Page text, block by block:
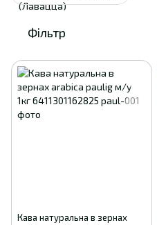
Фільтр
Кава натуральна в зернах